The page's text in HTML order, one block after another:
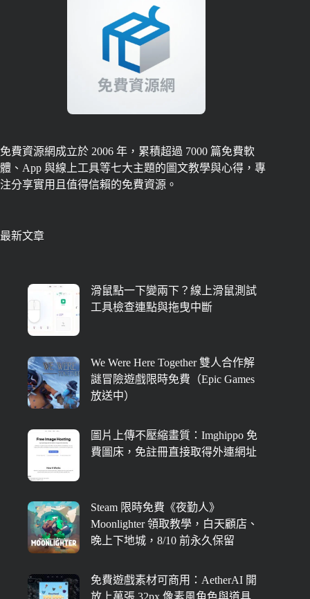
免費資源網成立於 2006 年，累積超過 7000 篇免費軟
體、App 與線上工具等七大主題的圖文教學與心得，專
注分享實用且值得信賴的免費資源。
最新文章
滑鼠點一下變兩下？線上滑鼠測試
工具檢查連點與拖曳中斷
We Were Here Together 雙人合作解
謎冒險遊戲限時免費（Epic Games
放送中）
圖片上傳不壓縮畫質：Imghippo 免
費圖床，免註冊直接取得外連網址
Steam 限時免費《夜勤人》
Moonlighter 領取教學，白天顧店、
晚上下地城，8/10 前永久保留
免費遊戲素材可商用：AetherAI 開
放上萬張 32px 像素風角色與道具